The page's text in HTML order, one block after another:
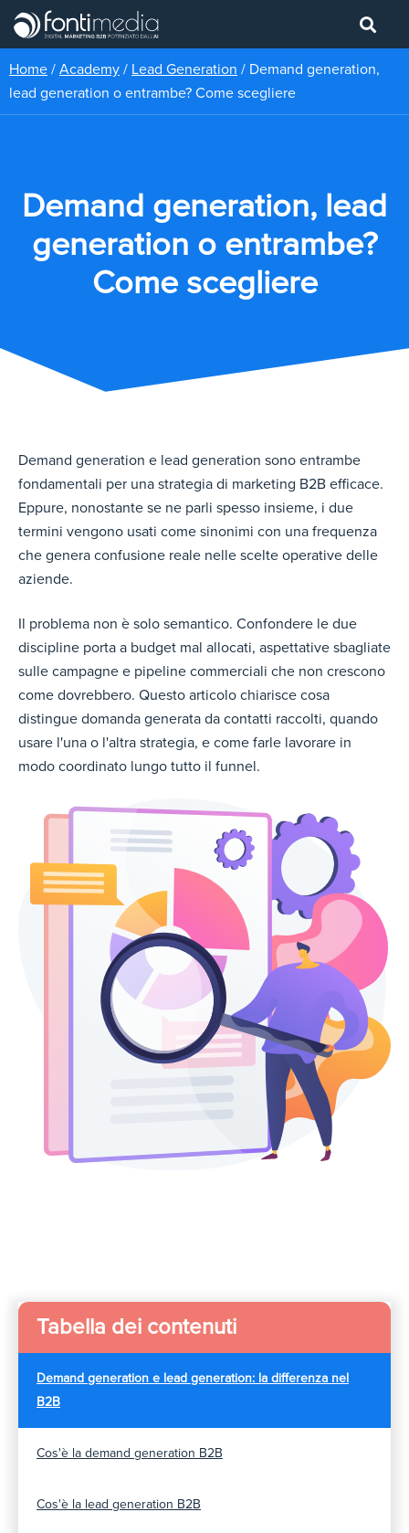
Home / Academy / Lead Generation / Demand generation,
lead generation o entrambe? Come scegliere
Demand generation, lead
generation o entrambe?
Come scegliere
Demand generation e lead generation sono entrambe
fondamentali per una strategia di marketing B2B efficace.
Eppure, nonostante se ne parli spesso insieme, i due
termini vengono usati come sinonimi con una frequenza
che genera confusione reale nelle scelte operative delle
aziende.
Il problema non è solo semantico. Confondere le due
discipline porta a budget mal allocati, aspettative sbagliate
sulle campagne e pipeline commerciali che non crescono
come dovrebbero. Questo articolo chiarisce cosa
distingue domanda generata da contatti raccolti, quando
usare l'una o l'altra strategia, e come farle lavorare in
modo coordinato lungo tutto il funnel.
Tabella dei contenuti
Demand generation e lead generation: la differenza nel
B2B
Cos'è la demand generation B2B
Cos'è la lead generation B2B